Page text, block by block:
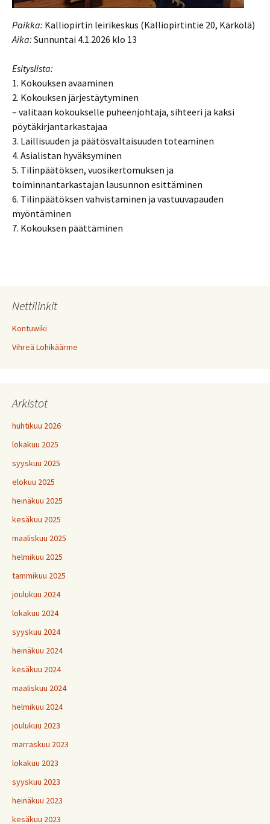
Paikka: Kalliopirtin leirikeskus (Kalliopirtintie 20, Kärkölä)
Aika: Sunnuntai 4.1.2026 klo 13
Esityslista:
1. Kokouksen avaaminen
2. Kokouksen järjestäytyminen
– valitaan kokoukselle puheenjohtaja, sihteeri ja kaksi
pöytäkirjantarkastajaa
3. Laillisuuden ja päätösvaltaisuuden toteaminen
4. Asialistan hyväksyminen
5. Tilinpäätöksen, vuosikertomuksen ja
toiminnantarkastajan lausunnon esittäminen
6. Tilinpäätöksen vahvistaminen ja vastuuvapauden
myöntäminen
7. Kokouksen päättäminen
Nettilinkit
Kontuwiki
Vihreä Lohikäärme
Arkistot
huhtikuu 2026
lokakuu 2025
syyskuu 2025
elokuu 2025
heinäkuu 2025
kesäkuu 2025
maaliskuu 2025
helmikuu 2025
tammikuu 2025
joulukuu 2024
lokakuu 2024
syyskuu 2024
heinäkuu 2024
kesäkuu 2024
maaliskuu 2024
helmikuu 2024
joulukuu 2023
marraskuu 2023
lokakuu 2023
syyskuu 2023
heinäkuu 2023
kesäkuu 2023